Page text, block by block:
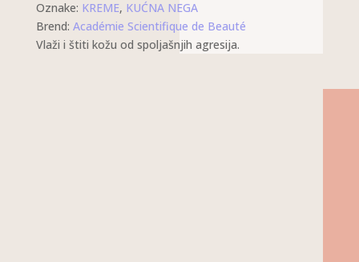
Oznake: KREME, KUĆNA NEGA
Brend: Académie Scientifique de Beauté
Vlaži i štiti kožu od spoljašnjih agresija.